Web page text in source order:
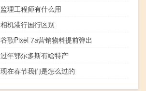
监理工程师有什么用
相机港行国行区别
谷歌Pixel 7a营销物料提前弹出
过年鄂尔多斯有啥特产
现在春节我们是怎么过的